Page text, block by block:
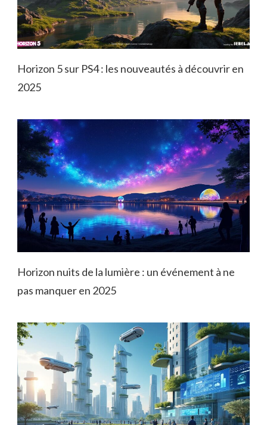
Horizon 5 sur PS4 : les nouveautés à découvrir en
2025
Horizon nuits de la lumière : un événement à ne
pas manquer en 2025